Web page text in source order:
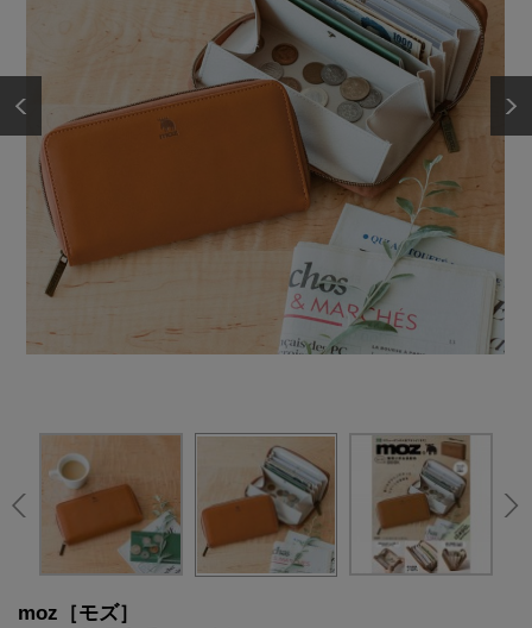
moz［モズ］